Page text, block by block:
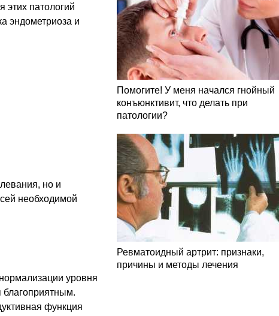
этих патологий
эндометриоза и
но и
необходимой
уровня
благоприятным.
функция
Помогите! У меня начался гнойный
конъюнктивит, что делать при
патологии?
Ревматоидный артрит: признаки,
причины и методы лечения